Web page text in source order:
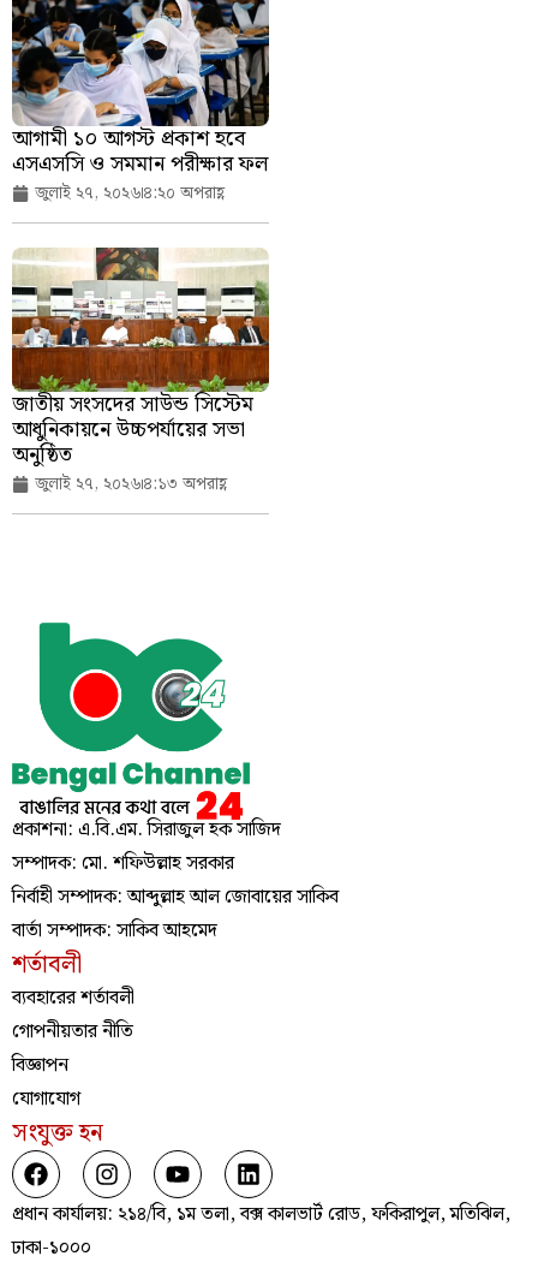
আগামী ১০ আগস্ট প্রকাশ হবে
এসএসসি ও সমমান পরীক্ষার ফল
জুলাই ২৭, ২০২৬৪:২০ অপরাহ্ণ
জাতীয় সংসদের সাউন্ড সিস্টেম
আধুনিকায়নে উচ্চপর্যায়ের সভা
অনুষ্ঠিত
জুলাই ২৭, ২০২৬৪:১৩ অপরাহ্ণ
প্রকাশনা: এ.বি.এম. সিরাজুল হক সাজিদ
সম্পাদক: মো. শফিউল্লাহ সরকার
নির্বাহী সম্পাদক: আব্দুল্লাহ আল জোবায়ের সাকিব
বার্তা সম্পাদক: সাকিব আহমেদ
শর্তাবলী
ব্যবহারের শর্তাবলী
গোপনীয়তার নীতি
বিজ্ঞাপন
যোগাযোগ
সংযুক্ত হন
প্রধান কার্যালয়: ২১৪/বি, ১ম তলা, বক্স কালভার্ট রোড, ফকিরাপুল, মতিঝিল,
ঢাকা-১০০০